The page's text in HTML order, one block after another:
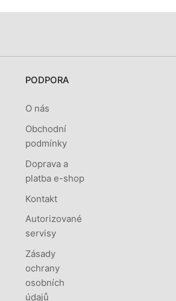
PODPORA
O nás
Obchodní
podmínky
Doprava a
platba e-shop
Kontakt
Autorizované
servisy
Zásady
ochrany
osobních
údajů